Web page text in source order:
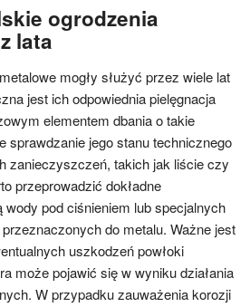
ogrodzenia
lata
mogły służyć przez wiele lat
jest ich odpowiednia pielęgnacja
elementem dbania o takie
sprawdzanie jego stanu technicznego
zanieczyszczeń, takich jak liście czy
przeprowadzić dokładne
pod ciśnieniem lub specjalnych
do metalu. Ważne jest
uszkodzeń powłoki
może pojawić się w wyniku działania
W przypadku zauważenia korozji